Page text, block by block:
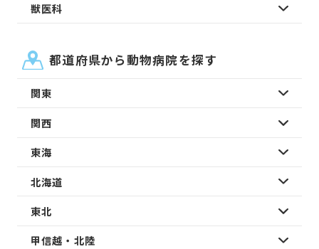
獣医科
都道府県から動物病院を探す
関東
関西
東海
北海道
東北
甲信越・北陸